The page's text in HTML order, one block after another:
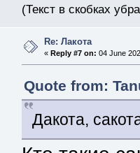
(Текст в скобках
Re: Лакота
«Reply #7 on: 04 June
Quote from:
Дакота,